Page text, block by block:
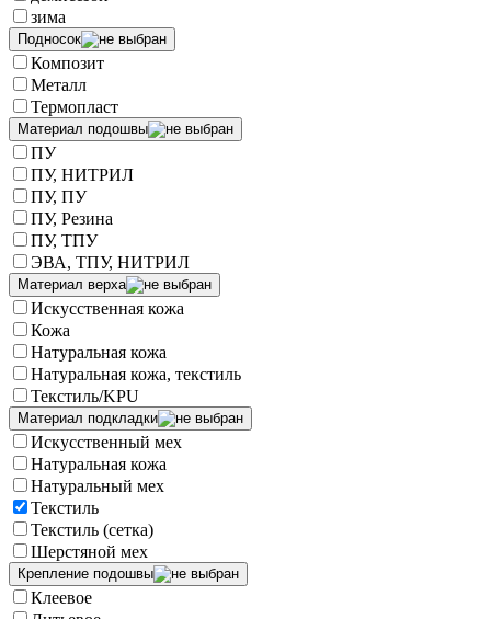
зима
Подносок
Композит
Металл
Термопласт
Материал подошвы
ПУ
ПУ, НИТРИЛ
ПУ, ПУ
ПУ, Резина
ПУ, ТПУ
ЭВА, ТПУ, НИТРИЛ
Материал верха
Искусственная кожа
Кожа
Натуральная кожа
Натуральная кожа, текстиль
Текстиль/KPU
Материал подкладки
Искусственный мех
Натуральная кожа
Натуральный мех
Текстиль
Текстиль (сетка)
Шерстяной мех
Крепление подошвы
Клеевое